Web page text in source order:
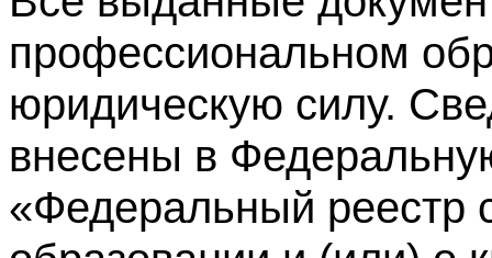
профессиональном
юридическую силу.
внесены в
«Федеральный реестр